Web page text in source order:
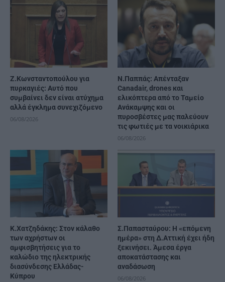
Ζ.Κωνσταντοπούλου για
πυρκαγιές: Αυτό που
συμβαίνει δεν είναι ατύχημα
αλλά έγκλημα συνεχιζόμενο
06/08/2026
Ν.Παππάς: Απένταξαν
Canadair, drones και
ελικόπτερα από το Ταμείο
Ανάκαμψης και οι
πυροσβέστες μας παλεύουν
τις φωτιές με τα νοικιάρικα
06/08/2026
Κ.Χατζηδάκης: Στον κάλαθο
των αχρήστων οι
αμφισβητήσεις για το
καλώδιο της ηλεκτρικής
διασύνδεσης Ελλάδας-
Κύπρου
Σ.Παπασταύρου: Η «επόμενη
ημέρα» στη Δ.Αττική έχει ήδη
ξεκινήσει. Άμεσα έργα
αποκατάστασης και
αναδάσωση
06/08/2026